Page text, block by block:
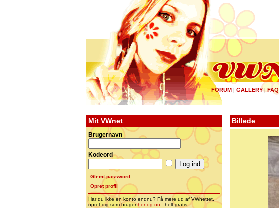
FORUM | GALLERY|FAQ
Mit VWnet
Brugernavn
Kodeord
Glemt password
Opret profil
Har du ikke en konto endnu? Få mere ud af VWnettet,
opret dig som brugerher og nu - helt gratis...
Billede